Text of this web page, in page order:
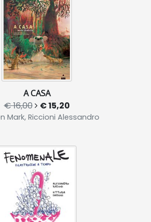
A CASA
€ 16,00 € 15,20
Mark, Riccioni Alessandro